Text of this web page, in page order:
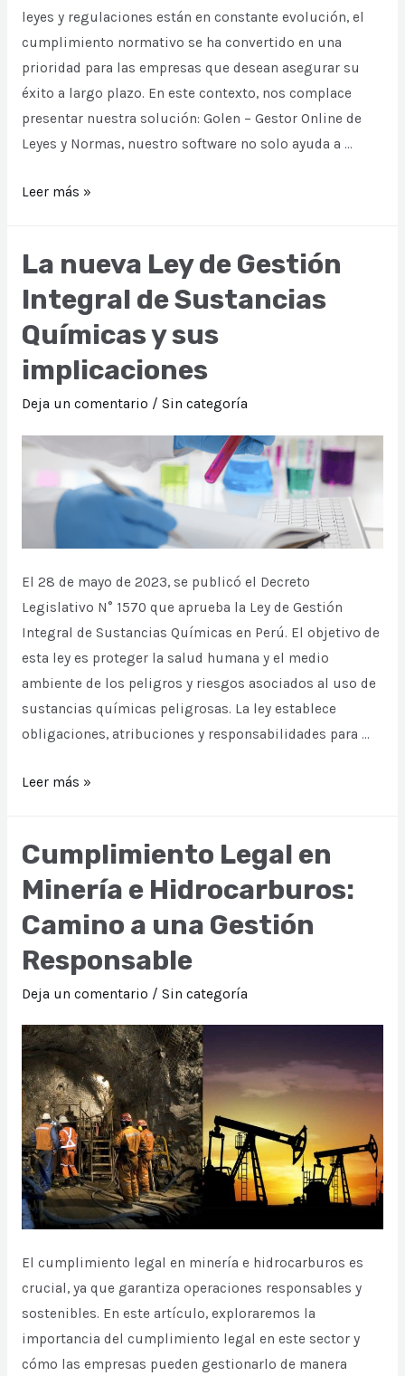
leyes y regulaciones están en constante evolución, el
cumplimiento normativo se ha convertido en una
prioridad para las empresas que desean asegurar su
éxito a largo plazo. En este contexto, nos complace
presentar nuestra solución: Golen – Gestor Online de
Leyes y Normas, nuestro software no solo ayuda a …
Impulsando
gestión
de
y
crecimiento
tu
empresa
Leer más »
La nueva Ley de Gestión
Integral de Sustancias
Químicas y sus
implicaciones
Deja un comentario / Sin categoría
El 28 de mayo de 2023, se publicó el Decreto
Legislativo N° 1570 que aprueba la Ley de Gestión
Integral de Sustancias Químicas en Perú. El objetivo de
esta ley es proteger la salud humana y el medio
ambiente de los peligros y riesgos asociados al uso de
sustancias químicas peligrosas. La ley establece
obligaciones, atribuciones y responsabilidades para …
La
de
Gestión
de
Sustancias
sus
implicaciones
Leer más »
Cumplimiento Legal en
Minería e Hidrocarburos:
Camino a una Gestión
Responsable
Deja un comentario / Sin categoría
El cumplimiento legal en minería e hidrocarburos es
crucial, ya que garantiza operaciones responsables y
sostenibles. En este artículo, exploraremos la
importancia del cumplimiento legal en este sector y
cómo las empresas pueden gestionarlo de manera